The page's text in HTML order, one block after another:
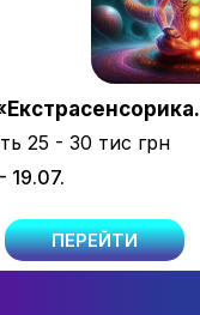
19.07.
25 - 30 тис грн
ПЕРЕЙТИ